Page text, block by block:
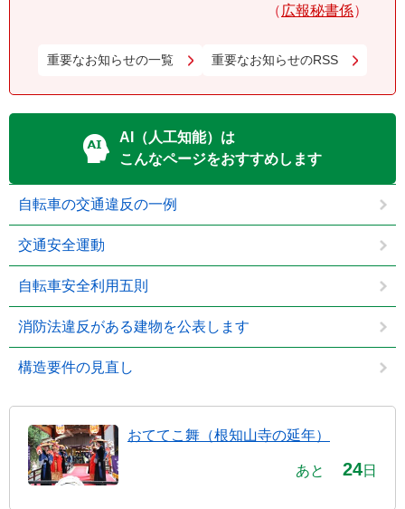
広報秘書係
重要なお知らせの一覧 重要なお知らせのRSS
AI（人工知能）は
こんなページをおすすめします
自転車の交通違反の一例
交通安全運動
自転車安全利用五則
消防法違反がある建物を公表します
構造要件の見直し
おててこ舞（根知山寺の延年）
あと 24日